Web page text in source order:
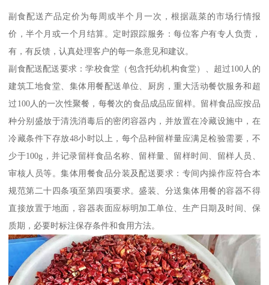
副食配送产品定价为每周或半个月一次，根据蔬菜的市场行情报
价，半个月或一个月结算。定时跟踪服务：每位客户有专人负责，
有，有反馈，认真处理客户的每一条意见和建议。
副食配送配送要求：学校食堂（包含托幼机构食堂）、超过100人的
建筑工地食堂、集体用餐配送单位、厨房，重大活动餐饮服务和超
过100人的一次性聚餐，每餐次的食品成品应留样。留样食品应按品
种分别盛放于清洗消毒后的密闭容器内，并放置在冷藏设施中，在
冷藏条件下存放48小时以上，每个品种留样量应满足检验需要，不
少于100g，并记录留样食品名称、留样量、留样时间、留样人员、
审核人员等。集体用餐食品分装及配送要求：专间内操作应符合本
规范第二十四条项至第四项要求。盛装、分送集体用餐的容器不得
直接放置于地面，容器表面应标明加工单位、生产日期及时间、保
质期，必要时标注保存条件和食用方法。